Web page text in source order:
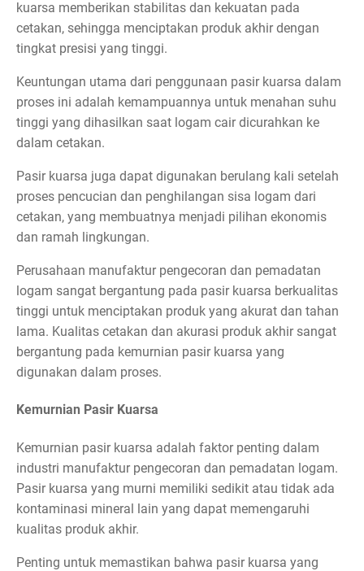
kuarsa memberikan stabilitas dan kekuatan pada
cetakan, sehingga menciptakan produk akhir dengan
tingkat presisi yang tinggi.
Keuntungan utama dari penggunaan pasir kuarsa dalam
proses ini adalah kemampuannya untuk menahan suhu
tinggi yang dihasilkan saat logam cair dicurahkan ke
dalam cetakan.
Pasir kuarsa juga dapat digunakan berulang kali setelah
proses pencucian dan penghilangan sisa logam dari
cetakan, yang membuatnya menjadi pilihan ekonomis
dan ramah lingkungan.
Perusahaan manufaktur pengecoran dan pemadatan
logam sangat bergantung pada pasir kuarsa berkualitas
tinggi untuk menciptakan produk yang akurat dan tahan
lama. Kualitas cetakan dan akurasi produk akhir sangat
bergantung pada kemurnian pasir kuarsa yang
digunakan dalam proses.
Kemurnian Pasir Kuarsa
Kemurnian pasir kuarsa adalah faktor penting dalam
industri manufaktur pengecoran dan pemadatan logam.
Pasir kuarsa yang murni memiliki sedikit atau tidak ada
kontaminasi mineral lain yang dapat memengaruhi
kualitas produk akhir.
Penting untuk memastikan bahwa pasir kuarsa yang